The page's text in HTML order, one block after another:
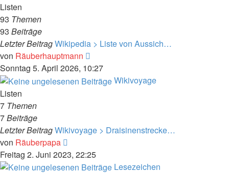
Listen
93 Themen
93 Beiträge
Letzter BeitragWikipedia > Liste von Aussich…
von Räuberhauptmann
Beitrag
Sonntag 5. April 2026, 10:27
Wikivoyage
Listen
7 Themen
7Beiträge
Letzter BeitragWikivoyage > Draisinenstrecke…
von Räuberpapa
Beitrag
Freitag 2. Juni 2023, 22:25
Lesezeichen